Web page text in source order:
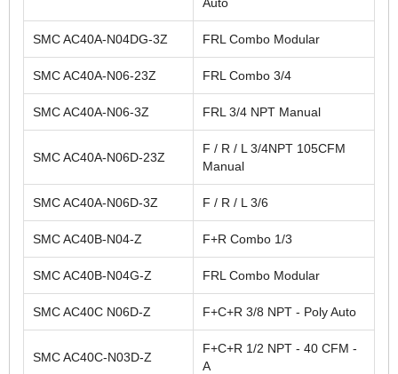
SMC AC40A-N04DG-3Z FRL Combo Modular
SMC AC40A-N06-23Z FRL Combo 3/4
SMC AC40A-N06-3Z FRL 3/4 NPT Manual
SMC AC40A-N06D-23Z
F / R / L 3/4NPT 105CFM
Manual
SMC AC40A-N06D-3Z F / R / L 3/6
SMC AC40B-N04-Z F+R Combo 1/3
SMC AC40B-N04G-Z FRL Combo Modular
SMC AC40C N06D-Z F+C+R 3/8 NPT - Poly Auto
SMC AC40C-N03D-Z
F+C+R 1/2 NPT - 40 CFM -
A